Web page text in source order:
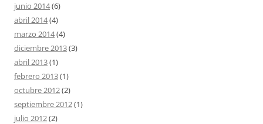
junio 2014(6)
abril 2014(4)
marzo 2014(4)
diciembre 2013(3)
abril 2013(1)
febrero 2013(1)
octubre 2012(2)
septiembre 2012(1)
julio 2012(2)